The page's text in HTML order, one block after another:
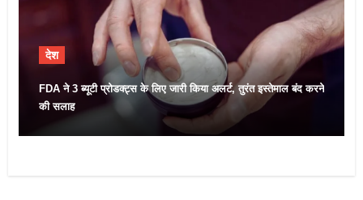
देश
FDA ने 3 ब्यूटी प्रोडक्ट्स के लिए जारी किया अलर्ट, तुरंत इस्तेमाल बंद करने
की सलाह